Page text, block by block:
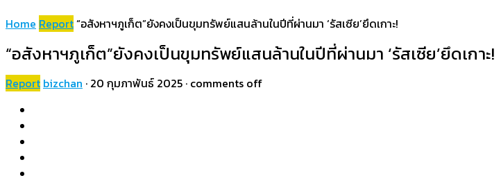
Home Report“อสังหาฯภูเก็ต”ยังคงเป็นขุมทรัพย์แสนล้านในปีที่ผ่านมา ‘รัสเซีย’ยึดเกาะ!
“อสังหาฯภูเก็ต”ยังคงเป็นขุมทรัพย์แสนล้านในปีที่ผ่านมา ‘รัสเซีย’ยึดเกาะ!
Report bizchan · 20 กุมภาพันธ์ 2025 · comments off